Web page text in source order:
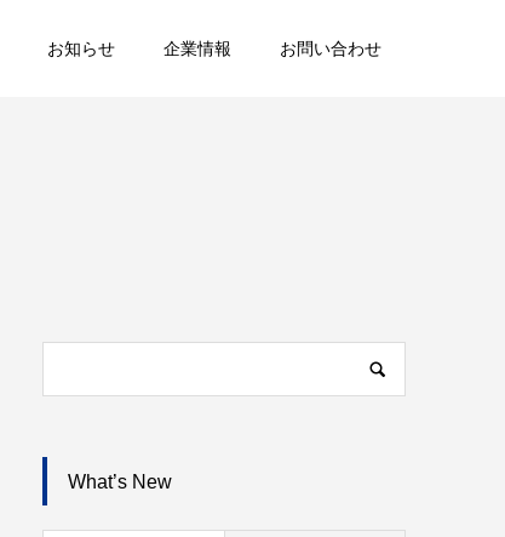
お知らせ 企業情報 お問い合わせ
What’s New